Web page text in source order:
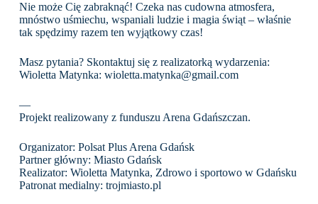
Nie może Cię zabraknąć! Czeka nas cudowna atmosfera,
mnóstwo uśmiechu, wspaniali ludzie i magia świąt – właśnie
tak spędzimy razem ten wyjątkowy czas!
Masz pytania? Skontaktuj się z realizatorką wydarzenia:
Wioletta Matynka: wioletta.matynka@gmail.com
—
Projekt realizowany z funduszu Arena Gdańszczan.
Organizator: Polsat Plus Arena Gdańsk
Partner główny: Miasto Gdańsk
Realizator: Wioletta Matynka, Zdrowo i sportowo w Gdańsku
Patronat medialny: trojmiasto.pl